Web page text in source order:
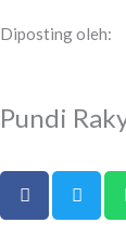
Diposting oleh:
Pundi